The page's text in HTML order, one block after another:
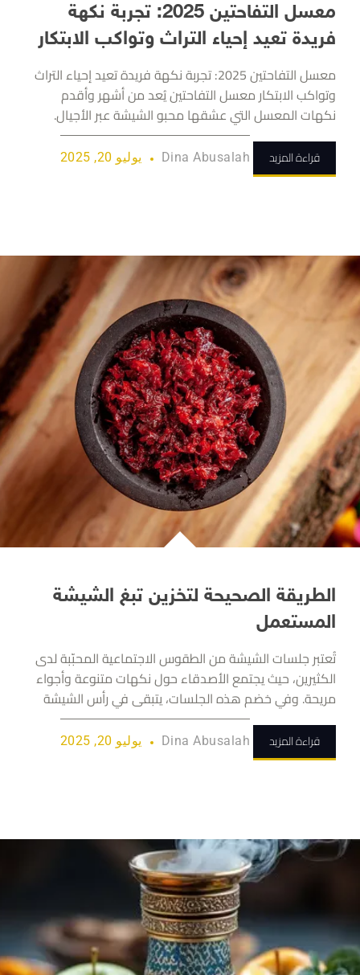
معسل التفاحتين 2025: تجربة نكهة
فريدة تعيد إحياء التراث وتواكب الابتكار
معسل التفاحتين 2025: تجربة نكهة فريدة تعيد إحياء التراث
وتواكب الابتكار معسل التفاحتين يُعد من أشهر وأقدم
نكهات المعسل التي عشقها محبو الشيشة عبر الأجيال.
قراءة المزيد Dina Abusalah يوليو 20, 2025
الطريقة الصحيحة لتخزين تبغ الشيشة
المستعمل
تُعتبر جلسات الشيشة من الطقوس الاجتماعية المحبّبة لدى
الكثيرين، حيث يجتمع الأصدقاء حول نكهات متنوعة وأجواء
مريحة. وفي خضم هذه الجلسات، يتبقى في رأس الشيشة
قراءة المزيد Dina Abusalah يوليو 20, 2025